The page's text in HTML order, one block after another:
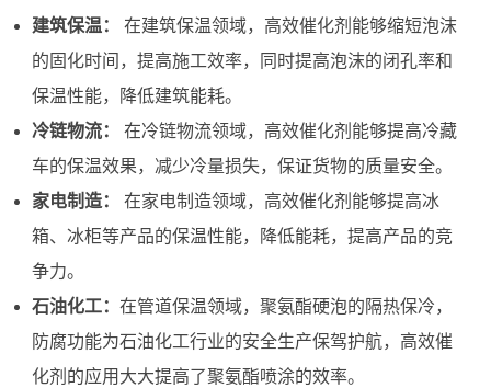
建筑保温：
在建筑保温领域，高效催化剂能够缩短泡沫
的固化时间，提高施工效率，同时提高泡沫的闭孔率和
保温性能，降低建筑能耗。
冷链物流：
在冷链物流领域，高效催化剂能够提高冷藏
车的保温效果，减少冷量损失，保证货物的质量安全。
家电制造：
在家电制造领域，高效催化剂能够提高冰
箱、冰柜等产品的保温性能，降低能耗，提高产品的竞
争力。
石油化工： 在管道保温领域，聚氨酯硬泡的隔热保冷，
防腐功能为石油化工行业的安全生产保驾护航，高效催
化剂的应用大大提高了聚氨酯喷涂的效率。